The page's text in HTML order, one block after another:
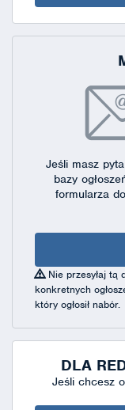
Jeśli masz
bazy
formularza
Nie przesyłaj tą
konkretnych
który ogłosił nabór.
DLA
Jeśli chcesz